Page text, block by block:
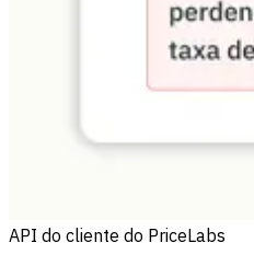
API do cliente do PriceLabs